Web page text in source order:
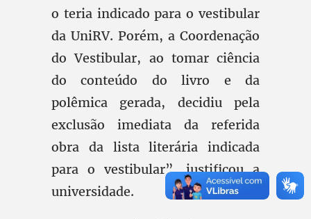
o teria indicado para o vestibular
da UniRV. Porém, a Coordenação
do Vestibular, ao tomar ciência
do conteúdo do livro e da
polêmica gerada, decidiu pela
exclusão imediata da referida
obra da lista literária indicada
para o vestibular”, justificou a
universidade.